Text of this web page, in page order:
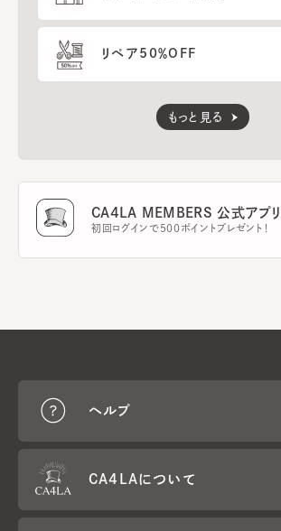
リペア50％OFF
もっと見る
CA4LA MEMBERS 公式アプリ
初回ログインで500ポイントプレゼント！
ヘルプ
CA4LAについて